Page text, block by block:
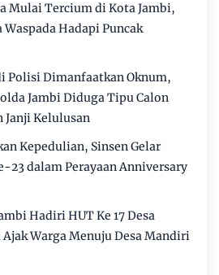
Mulai Tercium di Kota Jambi,
Hadapi Puncak
Polisi Dimanfaatkan Oknum,
Jambi Diduga Tipu Calon
Janji Kelulusan
Kepedulian, Sinsen Gelar
23 dalam Perayaan Anniversary
Hadiri HUT Ke 17 Desa
Warga Menuju Desa Mandiri